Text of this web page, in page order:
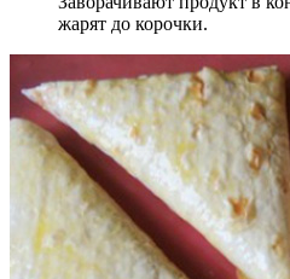
жарят до корочки.